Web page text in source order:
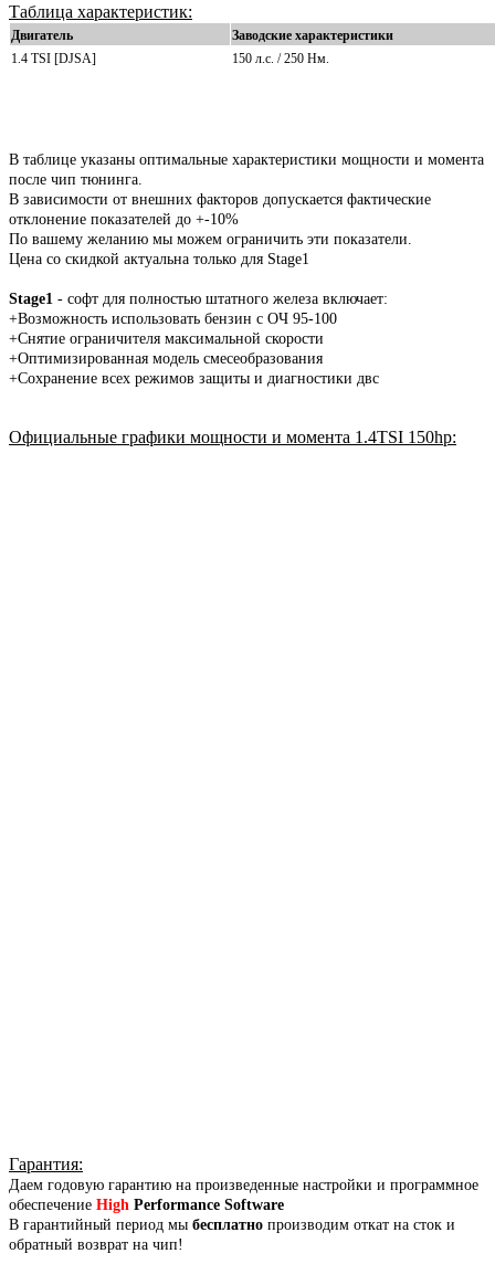
Таблица характеристик:
Двигатель
Заводские характеристики
1.4 TSI [DJSA]
150 л.с. / 250 Нм.
В таблице указаны оптимальные характеристики мощности и момента
после чип тюнинга.
В зависимости от внешних факторов допускается фактические
отклонение показателей до +-10%
По вашему желанию мы можем ограничить эти показатели.
Цена со скидкой актуальна только для Stage1
Stage1 - софт для полностью штатного железа включает:
+Возможность использовать бензин с ОЧ 95-100
+Снятие ограничителя максимальной скорости
+Оптимизированная модель смесеобразования
+Сохранение всех режимов защиты и диагностики двс
Официальные графики мощности и момента 1.4TSI 150hp:
Гарантия:
Даем годовую гарантию на произведенные настройки и программное
обеспечение High Performance Software
В гарантийный период мы бесплатно производим откат на сток и
обратный возврат на чип!